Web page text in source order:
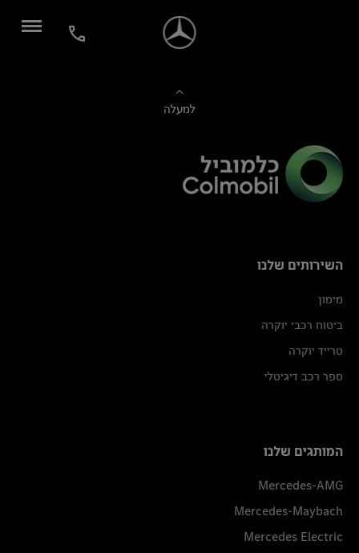
למעלה
השירותים שלנו
מימון
ביטוח רכבי יוקרה
טרייד יוקרה
ספר רכב דיגיטלי
המותגים שלנו
Mercedes-AMG
Mercedes-Maybach
Mercedes Electric